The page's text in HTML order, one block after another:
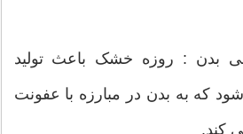
بدن : روزه خشک باعث تولید
که به بدن در مبارزه با عفونت
کند.